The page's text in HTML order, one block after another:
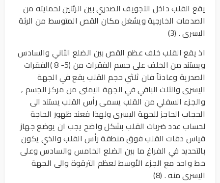
يقع القلب داخل التجويف الصدري بين الرئتين لحمايته من
الصدمات الخارجية ويشغل مكان القص المتوسط من الرئة
اليسرى . (3)
اذ يقع القلب خلف عظم القص بين الضلع الثاني والسادس
ويستند من الخلف على جسم الفقرات من (5- 8 )الفقرات
الصدرية وعادتاً فان ثلثي حجم القلب يقع في الجهة
اليسرى والثلث الباقي في الجهة اليمنى من مركز الجسم ,
والجزء السفلي من القلب يسمى رأس القلب يستند الى
الحجاب الحاجز للجهة اليسرى ولهذا فعند ظهور الحاجة
لحساب عدد ضربات القلب بشكل واضح يجب ان يوضع جهاز
قياس دقات القلب فوق منطقة رأس القلب والذي يكون
بالتحديد في الفراغ ما بين الضلع الخامس والسادس وعلى
خط واحد مع الجزء الأوسط لعظم الترقوة والى الجهة
اليسرى منه . (8)